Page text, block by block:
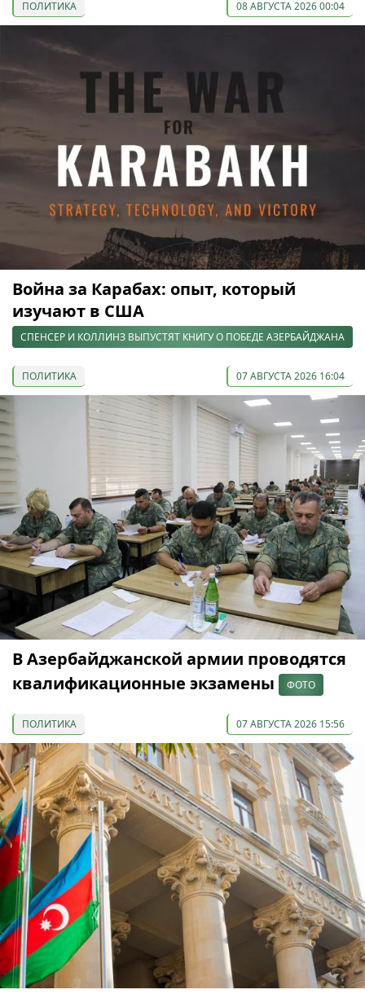
ПОЛИТИКА 08 АВГУСТА 2026 00:04
Война за Карабах: опыт, который
изучают в США
СПЕНСЕР И КОЛЛИНЗ ВЫПУСТЯТ КНИГУ О ПОБЕДЕ АЗЕРБАЙДЖАНА
ПОЛИТИКА 07 АВГУСТА 2026 16:04
В Азербайджанской армии проводятся
квалификационные экзамены
ФОТО
ПОЛИТИКА 07 АВГУСТА 2026 15:56